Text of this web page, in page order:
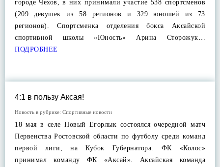
городе Чехов, в них принимали участие 538 спортсменов
(209 девушек из 58 регионов и 329 юношей из 73
регионов). Спортсменка отделения бокса Аксайской
спортивной школы «Юность» Арина Сторожук…
ПОДРОБНЕЕ
4:1 в пользу Аксая!
Новость в рубрике: Спортивные новости
18 мая в селе Новый Егорлык состоялся очередной матч
Первенства Ростовской области по футболу среди команд
первой лиги, на Кубок Губернатора. ФК «Колос»
принимал команду ФК «Аксай». Аксайская команда